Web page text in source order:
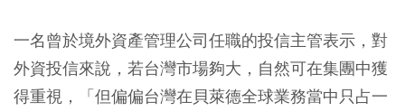
一名曾於境外資產管理公司任職的投信主管表示，對
外資投信來說，若台灣市場夠大，自然可在集團中獲
得重視，「但偏偏台灣在貝萊德全球業務當中只占一